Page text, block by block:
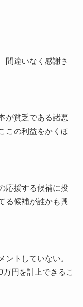
間違いなく感謝さ
が貧乏である諸悪
この利益をかくほ
応援する候補に投
る候補が誰かも興
ントしていない。
円を計上できるこ